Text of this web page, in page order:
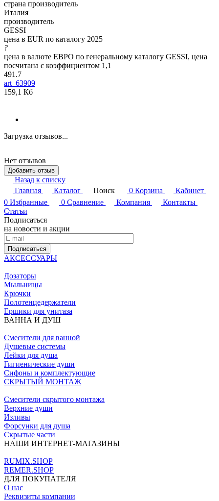
страна производитель
Италия
производитель
GESSI
цена в EUR по каталогу 2025
?
цена в валюте ЕВРО по генеральному каталогу GESSI, цена
посчитана с коэффициентом 1,1
491.7
art_63909
159,1 Кб
Загрузка отзывов...
Нет отзывов
Добавить отзыв
Назад к списку
Главная
Каталог Поиск 0 Корзина
Кабинет
0 Избранные 0 Сравнение Компания
Контакты
Статьи
Подписаться
на новости и акции
Подписаться
АКСЕССУАРЫ
Дозаторы
Мыльницы
Крючки
Полотенцедержатели
Ершики для унитаза
ВАННА И ДУШ
Смесители для ванной
Душевые системы
Лейки для душа
Гигиенические души
Сифоны и комплектующие
СКРЫТЫЙ МОНТАЖ
Смесители скрытого монтажа
Верхние души
Изливы
Форсунки для душа
Скрытые части
НАШИ ИНТЕРНЕТ-МАГАЗИНЫ
RUMIX.SHOP
REMER.SHOP
ДЛЯ ПОКУПАТЕЛЯ
О нас
Реквизиты компании